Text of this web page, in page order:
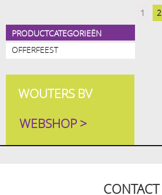
1 2
PRODUCTCATEGORIEËN
OFFERFEEST
WOUTERS BV
WEBSHOP >
CONTACT